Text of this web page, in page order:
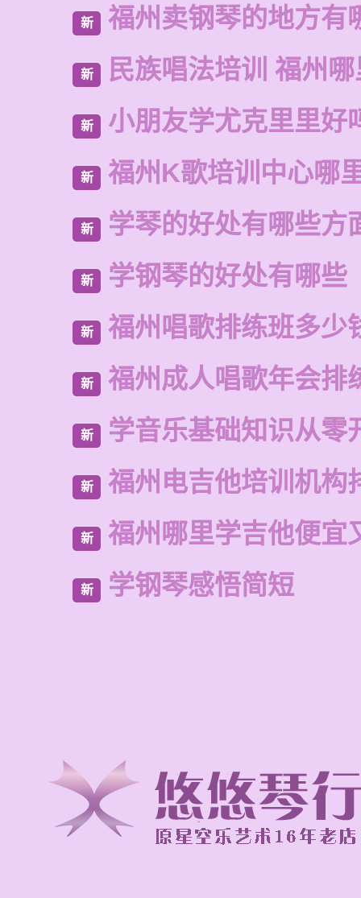
新 福州卖钢琴的地方有
新 民族唱法培训 福州
新 小朋友学尤克里里好
新 福州K歌培训中心哪
新 学琴的好处有哪些方
新 学钢琴的好处有哪些
新 福州唱歌排练班多少
新 福州成人唱歌年会排
新 学音乐基础知识从零
新 福州电吉他培训机构
新 福州哪里学吉他便宜
新 学钢琴感悟简短